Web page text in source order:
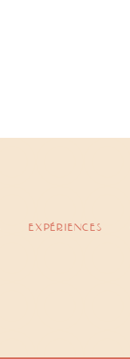
expériences